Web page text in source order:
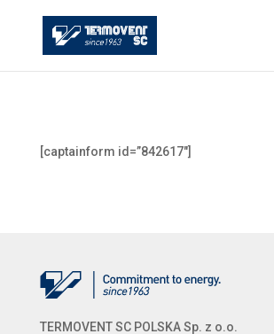
[captainform id=”842617″]
TERMOVENT SC POLSKA Sp. z o.o.